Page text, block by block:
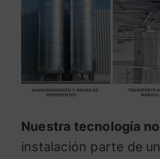
Nuestra tecnología
instalación parte de